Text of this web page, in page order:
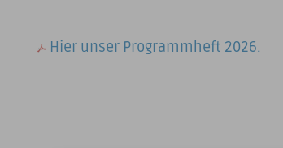
Hier unser Programmheft 2026.